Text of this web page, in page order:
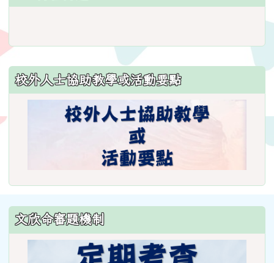
https://
ncsn=11&nsn=29
\
校外人士協助教學或活動要點
文欣命審題機制